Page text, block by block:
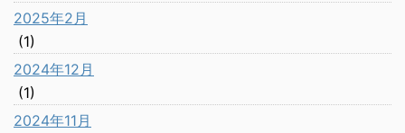
2025年2月
(1)
2024年12月
(1)
2024年11月